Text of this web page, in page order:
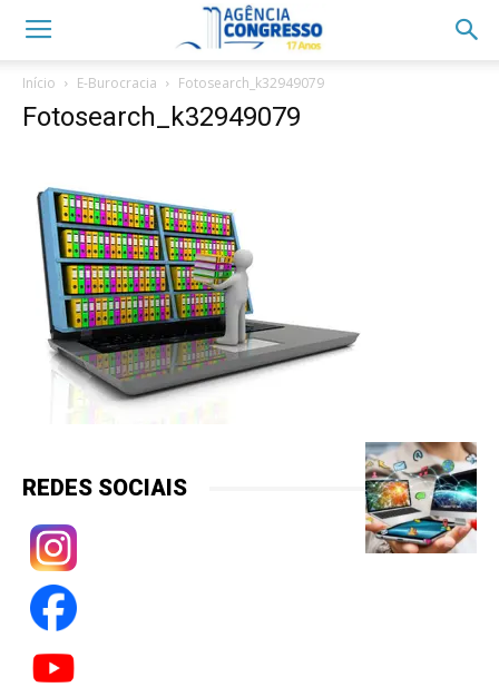
Início E-Burocracia Fotosearch_k32949079
Fotosearch_k32949079
REDES SOCIAIS